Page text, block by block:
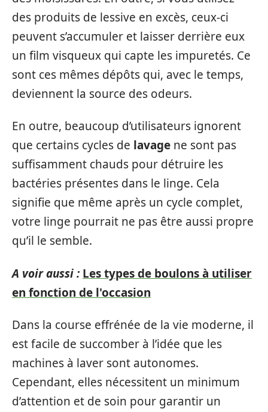
des produits de lessive en excès, ceux-ci
peuvent s’accumuler et laisser derrière eux
un film visqueux qui capte les impuretés. Ce
sont ces mêmes dépôts qui, avec le temps,
deviennent la source des odeurs.
En outre, beaucoup d’utilisateurs ignorent
que certains cycles de lavage ne sont pas
suffisamment chauds pour détruire les
bactéries présentes dans le linge. Cela
signifie que même après un cycle complet,
votre linge pourrait ne pas être aussi propre
qu’il le semble.
A voir aussi : Les types de boulons à utiliser
en fonction de l'occasion
Dans la course effrénée de la vie moderne, il
est facile de succomber à l’idée que les
machines à laver sont autonomes.
Cependant, elles nécessitent un minimum
d’attention et de soin pour garantir un